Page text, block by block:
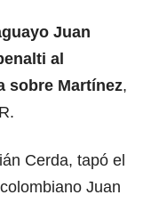
Juan
al
sobre Martínez,
Cerda, tapó el
Juan